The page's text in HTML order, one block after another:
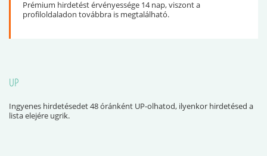
Prémium hirdetést érvényessége 14 nap, viszont a
profiloldaladon továbbra is megtalálható.
UP
Ingyenes hirdetésedet 48 óránként UP-olhatod, ilyenkor hirdetésed a
lista elejére ugrik.